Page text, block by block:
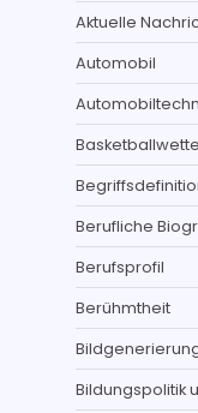
Aktuelle
Automobil
Berufliche
Berufsprofil
Berühmtheit
Bildungspolitik